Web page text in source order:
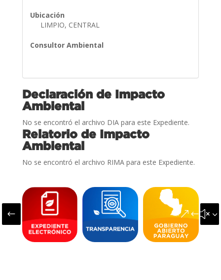
Ubicación
LIMPIO, CENTRAL
Consultor Ambiental
Declaración de Impacto
Ambiental
No se encontró el archivo DIA para este Expediente.
Relatorio de Impacto
Ambiental
No se encontró el archivo RIMA para este Expediente.
#